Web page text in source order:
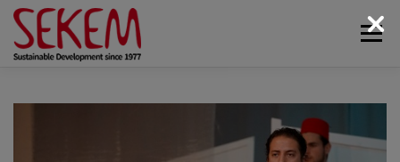
إلىالقائمة
اتصل بنا الوسائط أخبار سيكم البيئة